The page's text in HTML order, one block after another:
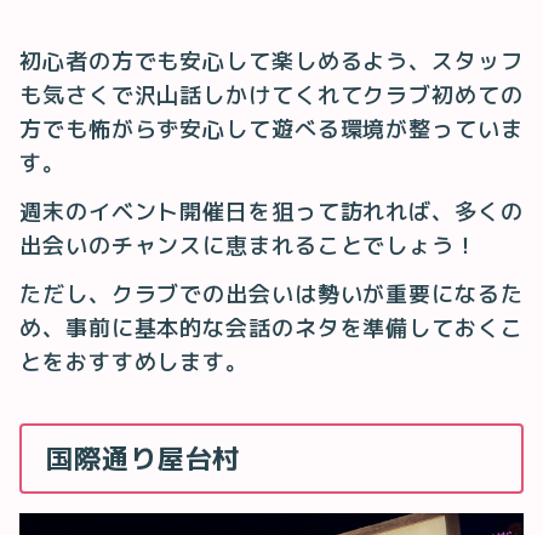
初心者の方でも安心して楽しめるよう、スタッフ
も気さくで沢山話しかけてくれてクラブ初めての
方でも怖がらず安心して遊べる環境が整っていま
す。
週末のイベント開催日を狙って訪れれば、多くの
出会いのチャンスに恵まれることでしょう！
ただし、クラブでの出会いは勢いが重要になるた
め、事前に基本的な会話のネタを準備しておくこ
とをおすすめします。
国際通り屋台村